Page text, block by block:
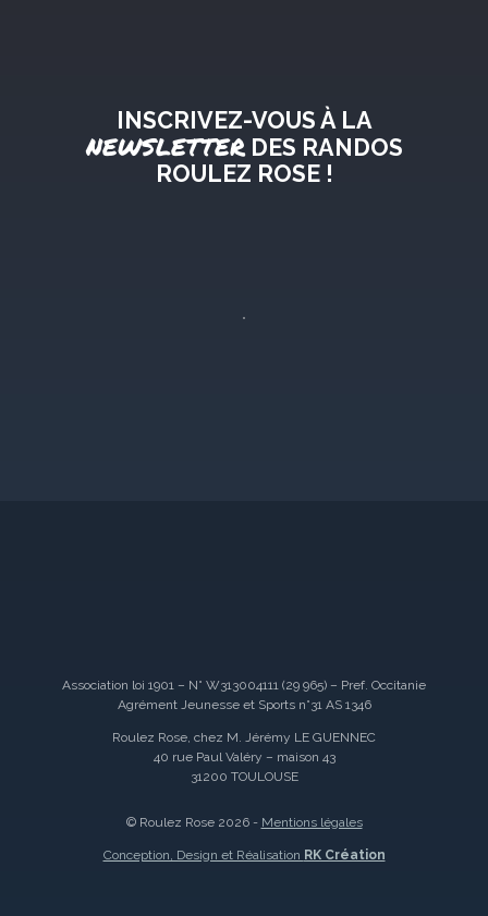
INSCRIVEZ-VOUS À LA
NEWSLETTERDES RANDOS
ROULEZ ROSE !
Association loi 1901 – N° W313004111 (29 965) – Pref. Occitanie
Agrément Jeunesse et Sports n°31 AS 1346
Roulez Rose, chez M. Jérémy LE GUENNEC
40 rue Paul Valéry – maison 43
31200 TOULOUSE
© Roulez Rose 2026 - Mentions légales
Conception, Design et Réalisation RK Création